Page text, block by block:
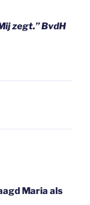
zegt.” BvdH
Maria als